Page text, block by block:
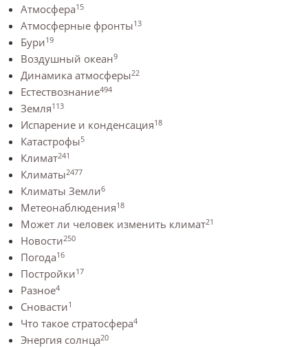
Атмосфера15
Атмосферные фронты13
Бури19
Воздушный океан9
Динамика атмосферы22
Естествознание494
Земля113
Испарение и конденсация18
Катастрофы5
Климат241
Климаты2477
Климаты Земли6
Метеонаблюдения18
Может ли человек изменить климат21
Новости250
Погода16
Постройки17
Разное4
Сновасти1
Что такое стратосфера4
Энергия солнца20